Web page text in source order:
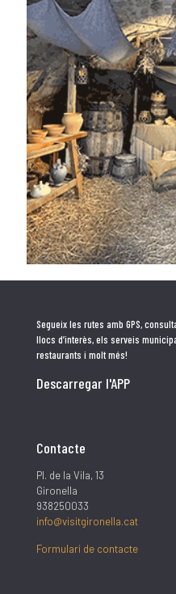
Segueix les rutes amb GPS,
llocs d’interès, els serveis
restaurants i molt més!
Descarregar l'APP
Contacte
Pl. de la Vila, 13
Gironella
938250033
info@visitgironella.cat
Formulari de contacte